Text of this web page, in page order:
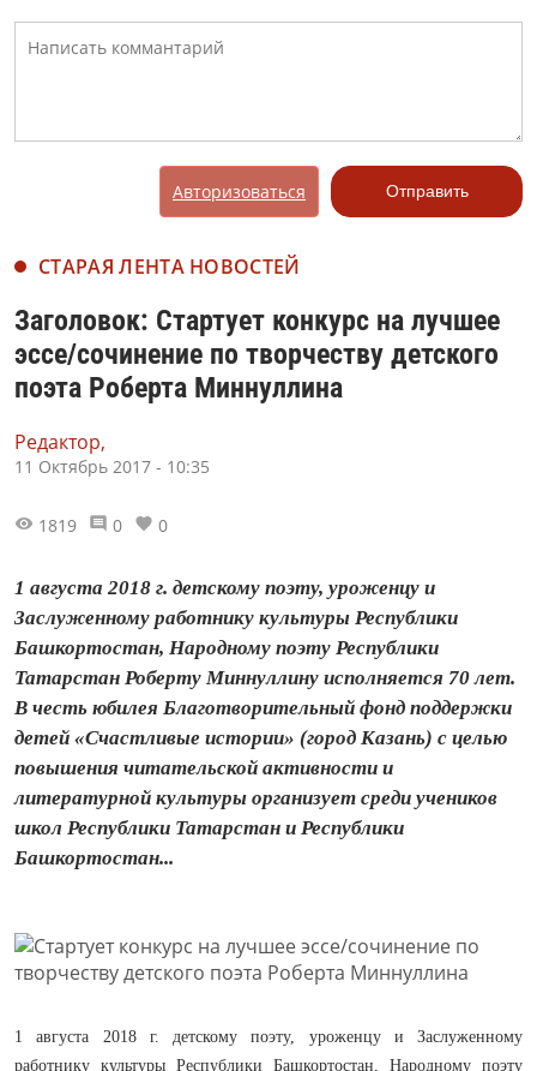
Авторизоваться Отправить
СТАРАЯ ЛЕНТА НОВОСТЕЙ
Заголовок: Стартует конкурс на лучшее
эссе/сочинение по творчеству детского
поэта Роберта Миннуллина
Редактор,
11 Октябрь 2017 - 10:35
1819 0 0
1 августа 2018 г. детскому поэту, уроженцу и
Заслуженному работнику культуры Республики
Башкортостан, Народному поэту Республики
Татарстан Роберту Миннуллину исполняется 70 лет.
В честь юбилея Благотворительный фонд поддержки
детей «Счастливые истории» (город Казань) с целью
повышения читательской активности и
литературной культуры организует среди учеников
школ Республики Татарстан и Республики
Башкортостан...
1 августа 2018 г. детскому поэту, уроженцу и Заслуженному
работнику культуры Республики Башкортостан, Народному поэту